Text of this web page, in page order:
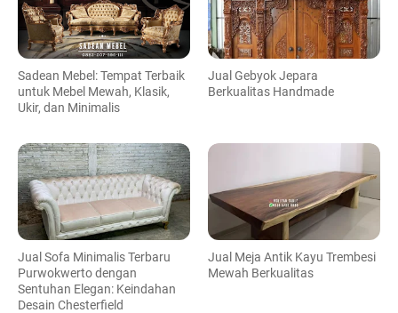
Sadean Mebel: Tempat Terbaik
untuk Mebel Mewah, Klasik,
Ukir, dan Minimalis
Jual Gebyok Jepara
Berkualitas Handmade
Jual Sofa Minimalis Terbaru
Purwokwerto dengan
Sentuhan Elegan: Keindahan
Desain Chesterfield
Jual Meja Antik Kayu Trembesi
Mewah Berkualitas